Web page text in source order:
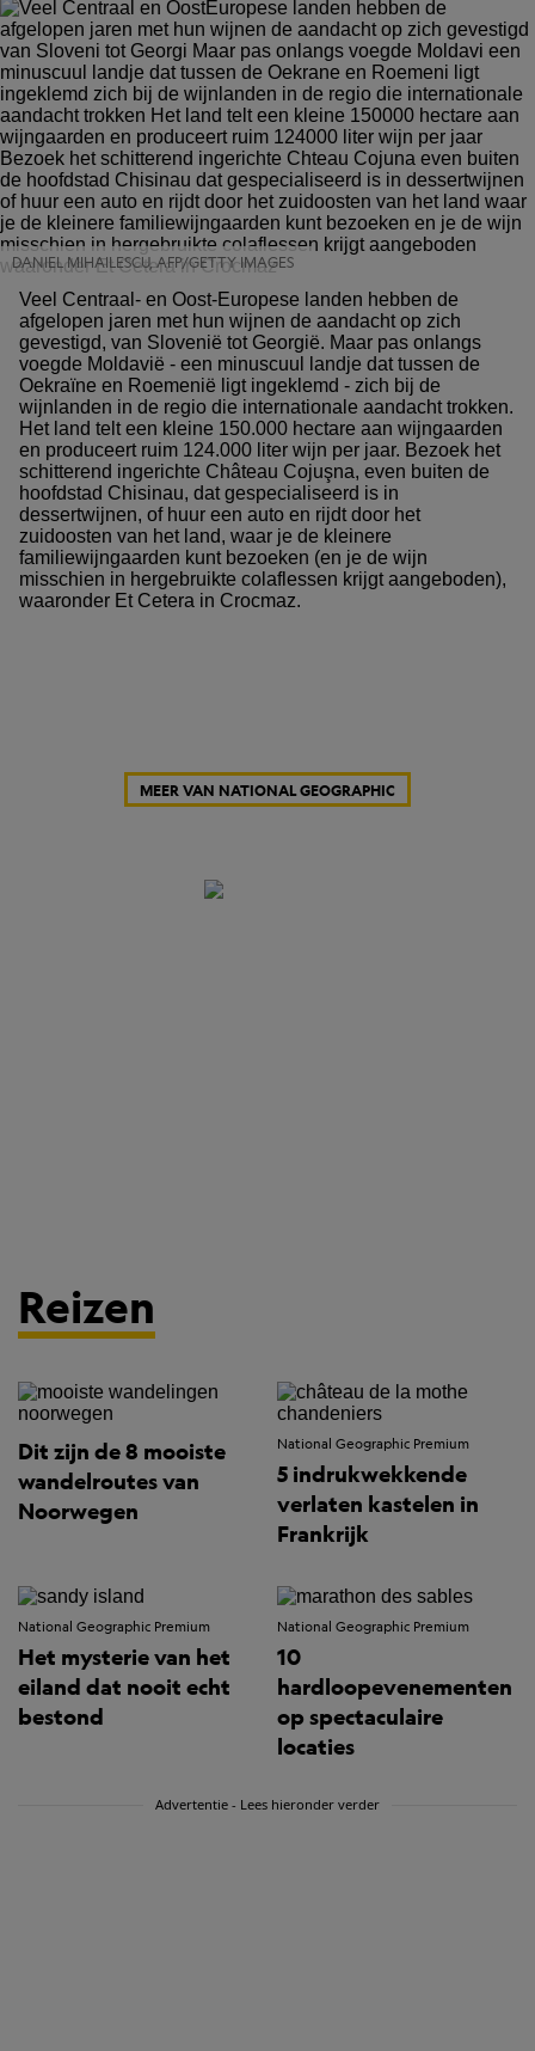
DANIEL MIHAILESCU, AFP/GETTY IMAGES
Veel Centraal- en Oost-Europese landen hebben de
afgelopen jaren met hun wijnen de aandacht op zich
gevestigd, van Slovenië tot Georgië. Maar pas onlangs
voegde Moldavië - een minuscuul landje dat tussen de
Oekraïne en Roemenië ligt ingeklemd - zich bij de
wijnlanden in de regio die internationale aandacht trokken.
Het land telt een kleine 150.000 hectare aan wijngaarden
en produceert ruim 124.000 liter wijn per jaar. Bezoek het
schitterend ingerichte Château Cojuşna, even buiten de
hoofdstad Chisinau, dat gespecialiseerd is in
dessertwijnen, of huur een auto en rijdt door het
zuidoosten van het land, waar je de kleinere
familiewijngaarden kunt bezoeken (en je de wijn
misschien in hergebruikte colaflessen krijgt aangeboden),
waaronder Et Cetera in Crocmaz.
MEER VAN NATIONAL GEOGRAPHIC
Reizen
Dit zijn de 8 mooiste
wandelroutes van
Noorwegen
National Geographic Premium
5 indrukwekkende
verlaten kastelen in
Frankrijk
National Geographic Premium
Het mysterie van het
eiland dat nooit echt
bestond
National Geographic Premium
10
hardloopevenementen
op spectaculaire
locaties
Advertentie - Lees hieronder verder